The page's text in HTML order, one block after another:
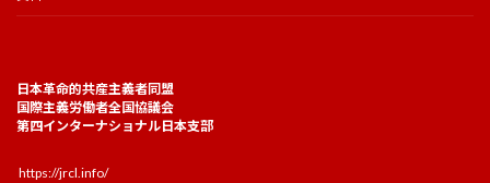
日本革命的共産主義者同盟
国際主義労働者全国協議会
第四インターナショナル日本支部
https://jrcl.info/